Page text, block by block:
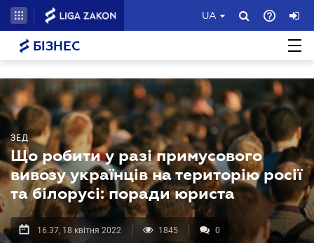
UA
БІЗНЕС
ЗЕД
Що робити у разі примусового
вивозу українців на територію росії
та білорусі: поради юриста
16.37, 18 квітня 2022 1845 0